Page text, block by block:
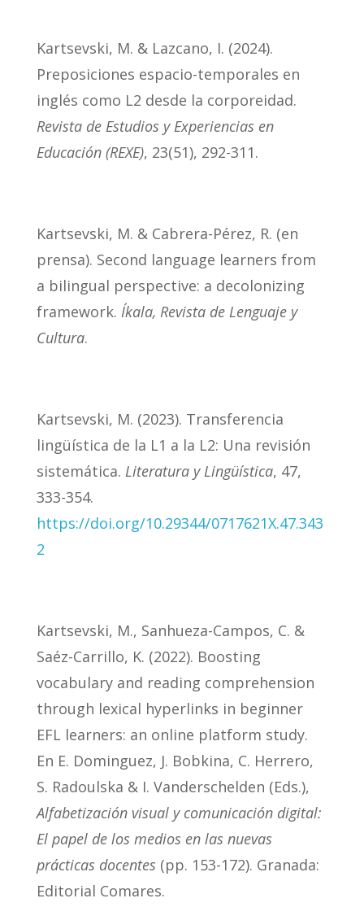
Kartsevski, M. & Lazcano, I. (2024).
Preposiciones espacio-temporales en
inglés como L2 desde la corporeidad.
Revista de Estudios y Experiencias en
Educación (REXE), 23(51), 292-311.
Kartsevski, M. & Cabrera-Pérez, R. (en
prensa). Second language learners from
a bilingual perspective: a decolonizing
framework. Íkala, Revista de Lenguaje y
Cultura.
Kartsevski, M. (2023). Transferencia
lingüística de la L1 a la L2: Una revisión
sistemática. Literatura y Lingüística, 47,
333-354.
https://doi.org/10.29344/0717621X.47.343
2
Kartsevski, M., Sanhueza-Campos, C. &
Saéz-Carrillo, K. (2022). Boosting
vocabulary and reading comprehension
through lexical hyperlinks in beginner
EFL learners: an online platform study.
En E. Dominguez, J. Bobkina, C. Herrero,
S. Radoulska & I. Vanderschelden (Eds.),
Alfabetización visual y comunicación digital:
El papel de los medios en las nuevas
prácticas docentes (pp. 153-172). Granada:
Editorial Comares.